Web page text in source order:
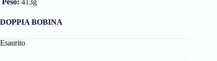
Peso: 413g
DOPPIA BOBINA
Esaurito